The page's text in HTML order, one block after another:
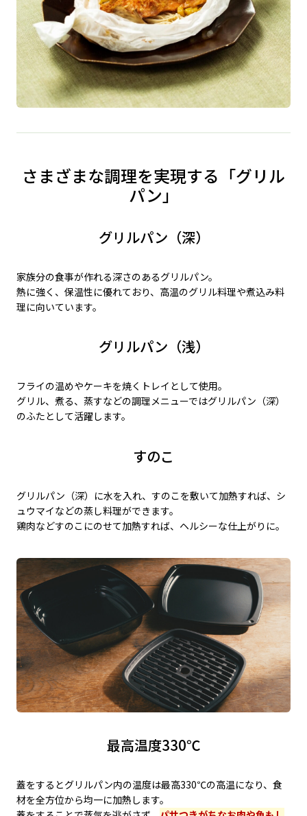
さまざまな調理を実現する「グリル
パン」
グリルパン（深）
家族分の食事が作れる深さのあるグリルパン。
熱に強く、保温性に優れており、高温のグリル料理や煮込み料
理に向いています。
グリルパン（浅）
フライの温めやケーキを焼くトレイとして使用。
グリル、煮る、蒸すなどの調理メニューではグリルパン（深）
のふたとして活躍します。
すのこ
グリルパン（深）に水を入れ、すのこを敷いて加熱すれば、シ
ュウマイなどの蒸し料理ができます。
鶏肉などすのこにのせて加熱すれば、ヘルシーな仕上がりに。
最高温度330℃
蓋をするとグリルパン内の温度は最高330℃の高温になり、食
材を全方位から均一に加熱します。